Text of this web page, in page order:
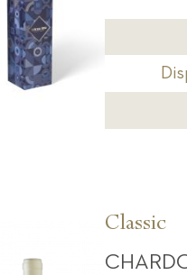
Classic